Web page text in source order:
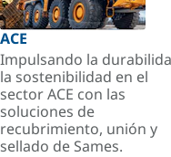
ACE
Impulsando la
la sostenibilidad en el
sector ACE con las
soluciones de
recubrimiento, unión y
sellado de Sames.